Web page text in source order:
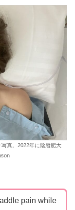
真。2022年に陰唇肥大
pain while